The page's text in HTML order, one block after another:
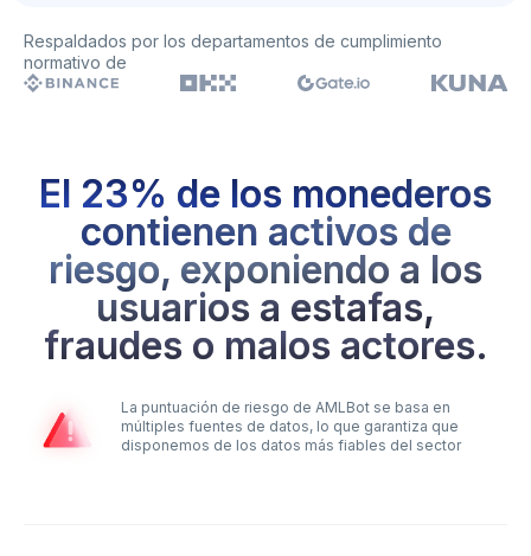
Respaldados por los departamentos de cumplimiento
normativo de
El 23% de los monederos
contienen activos de
riesgo, exponiendo a los
usuarios a estafas,
fraudes o malos actores.
La puntuación de riesgo de AMLBot se basa en
múltiples fuentes de datos, lo que garantiza que
disponemos de los datos más fiables del sector